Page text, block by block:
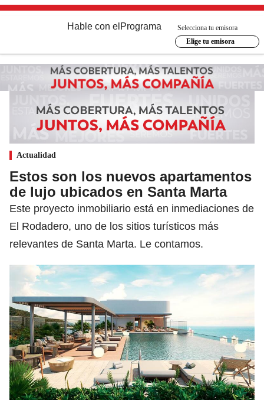
Hable con el Programa
Selecciona tu emisora
Elige tu emisora
Actualidad
Estos son los nuevos apartamentos
de lujo ubicados en Santa Marta
Este proyecto inmobiliario está en inmediaciones de
El Rodadero, uno de los sitios turísticos más
relevantes de Santa Marta. Le contamos.